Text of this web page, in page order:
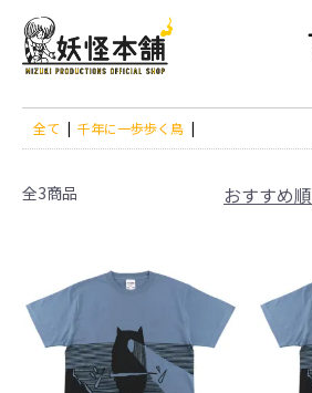
全て | 千年に一歩歩く鳥 |
全3商品 おすすめ順